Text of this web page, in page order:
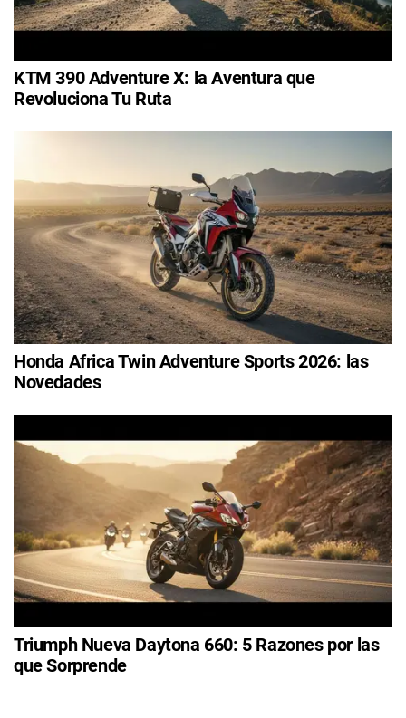
KTM 390 Adventure X: la Aventura que
Revoluciona Tu Ruta
Honda Africa Twin Adventure Sports 2026: las
Novedades
Triumph Nueva Daytona 660: 5 Razones por las
que Sorprende